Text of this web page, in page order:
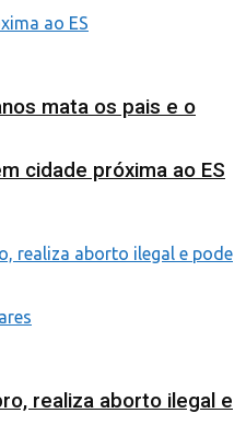
mata os pais e o
cidade próxima ao ES
realiza aborto ilegal e